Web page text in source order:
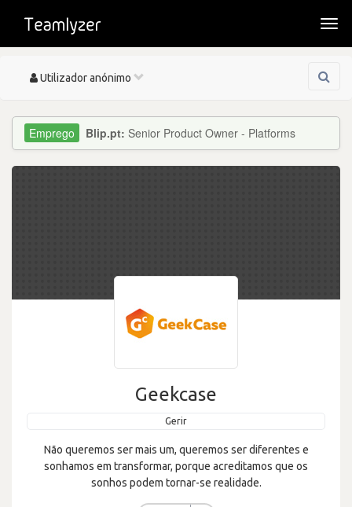
Toggle
Utilizador anónimo
Blip.pt: Senior Product Owner - Platforms
Geekcase
Gerir
Não queremos ser mais um, queremos ser diferentes e
sonhamos em transformar, porque acreditamos que os
sonhos podem tornar-se realidade.